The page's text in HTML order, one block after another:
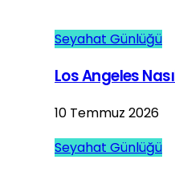
Seyahat Günlüğü
Los Angeles
10 Temmuz 2026
Seyahat Günlüğü